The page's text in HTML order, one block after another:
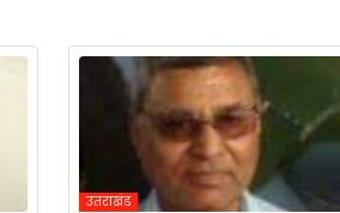
उतराखंड